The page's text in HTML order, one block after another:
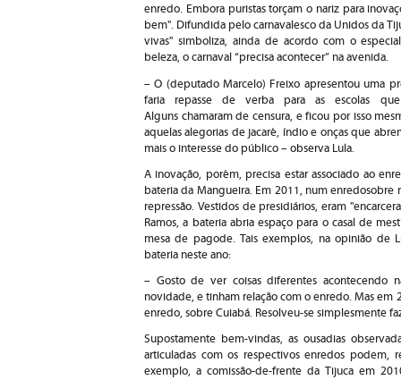
enredo. Embora puristas torçam o nariz para
bem". Difundida pelo carnavalesco da Unidos da
vivas" simboliza, ainda de acordo com o
beleza, o carnaval “precisa acontecer” na avenida.
– O (deputado Marcelo) Freixo apresentou uma
faria repasse de verba para as escolas
Alguns chamaram de censura, e ficou por isso
aquelas alegorias de jacaré, índio e onças que
mais o interesse do público – observa Lula.
A inovação, porém, precisa estar associado ao
bateria da Mangueira. Em 2011, num enredosobre
repressão. Vestidos de presidiários, eram
Ramos, a bateria abria espaço para o casal de
mesa de pagode. Tais exemplos, na opinião de
bateria neste ano:
– Gosto de ver coisas diferentes acontecendo
novidade, e tinham relação com o enredo. Mas em
enredo, sobre Cuiabá. Resolveu-se simplesmente
Supostamente bem-vindas, as ousadias
articuladas com os respectivos enredos podem,
exemplo, a comissão-de-frente da Tijuca em